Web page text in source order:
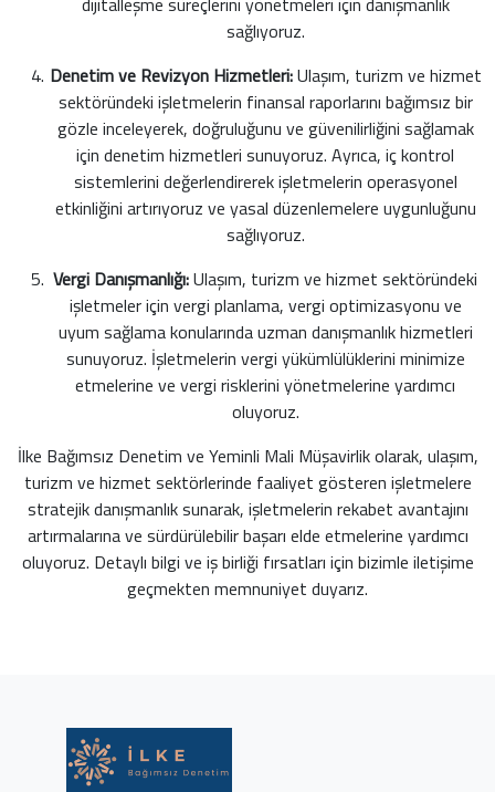
sağlıyoruz.
Denetim ve Revizyon Hizmetleri:Ulaşım, turizm ve hizmet
sektöründeki işletmelerin finansal raporlarını bağımsız bir
gözle inceleyerek, doğruluğunu ve güvenilirliğini sağlamak
için denetim hizmetleri sunuyoruz. Ayrıca, iç kontrol
sistemlerini değerlendirerek işletmelerin operasyonel
etkinliğini artırıyoruz ve yasal düzenlemelere uygunluğunu
sağlıyoruz.
Vergi Danışmanlığı:Ulaşım, turizm ve hizmet sektöründeki
işletmeler için vergi planlama, vergi optimizasyonu ve
uyum sağlama konularında uzman danışmanlık hizmetleri
sunuyoruz. İşletmelerin vergi yükümlülüklerini minimize
etmelerine ve vergi risklerini yönetmelerine yardımcı
oluyoruz.
İlke Bağımsız Denetim ve Yeminli Mali Müşavirlik olarak, ulaşım,
turizm ve hizmet sektörlerinde faaliyet gösteren işletmelere
stratejik danışmanlık sunarak, işletmelerin rekabet avantajını
artırmalarına ve sürdürülebilir başarı elde etmelerine yardımcı
oluyoruz. Detaylı bilgi ve iş birliği fırsatları için bizimle iletişime
geçmekten memnuniyet duyarız.